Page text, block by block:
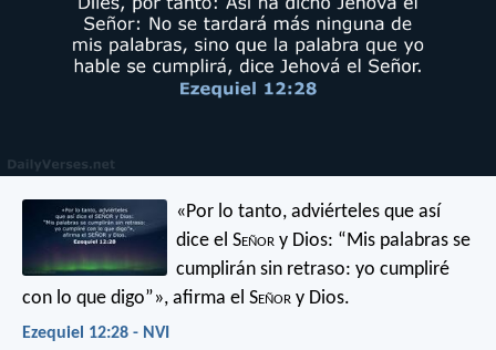
«Por lo tanto, adviérteles que así
dice el Señor y Dios: “Mis palabras se
cumplirán sin retraso: yo cumpliré
con lo que digo”», afirma el Señor y Dios.
Ezequiel 12:28 - NVI